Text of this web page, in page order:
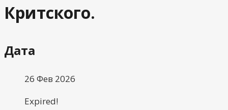
Критского.
Дата
26 Фев 2026
Expired!